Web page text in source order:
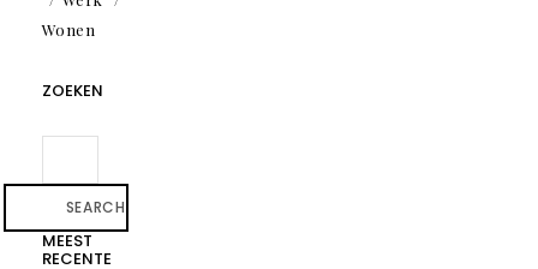
Wonen
ZOEKEN
SEARCH
MEEST
RECENTE